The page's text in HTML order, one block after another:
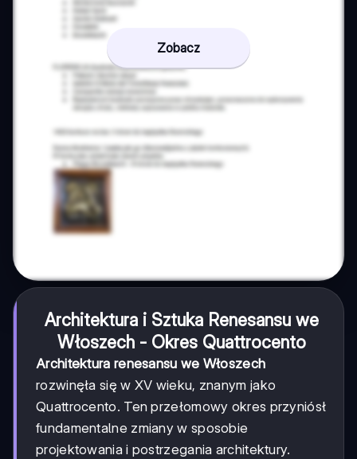
Zobacz
Architektura i Sztuka Renesansu we
Włoszech - Okres Quattrocento
Architektura renesansu we Włoszech
rozwinęła się w XV wieku, znanym jako
Quattrocento. Ten przełomowy okres przyniósł
fundamentalne zmiany w sposobie
projektowania i postrzegania architektury.